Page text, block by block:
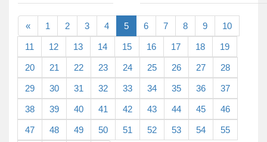
« 1 2 3 4 5 6 7 8 9 10
11 12 13 14 15 16 17 18 19
20 21 22 23 24 25 26 27 28
29 30 31 32 33 34 35 36 37
38 39 40 41 42 43 44 45 46
47 48 49 50 51 52 53 54 55